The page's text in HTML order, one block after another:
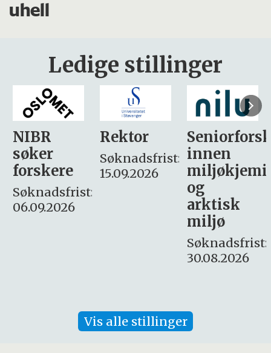
uhell
Ledige stillinger
Rektor
Søknadsfrist:
15.09.2026
Seniorforsker
innen
miljøkjemi
søker
– fast
Søknadsfrist:
16. august.
Vis alle stillinger